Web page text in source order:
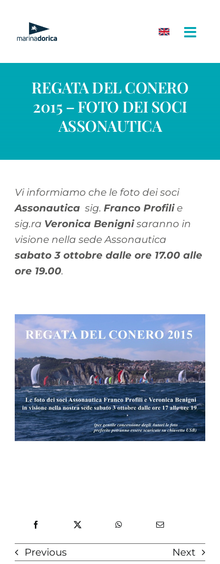
contenuto
REGATA DEL CONERO
2015 – FOTO DEI SOCI
ASSONAUTICA
Vi informiamo che le foto dei soci
Assonauticasig. Franco Profilie
sig.ra Veronica Benignisaranno in
visione nella sede Assonautica
sabato 3 ottobre dalle ore 17.00 alle
ore 19.00.
Previous Next